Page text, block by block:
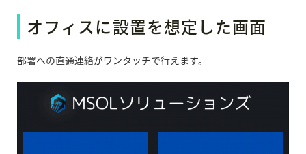
オフィスに設置を想定した画面
部署への直通連絡がワンタッチで行えます。